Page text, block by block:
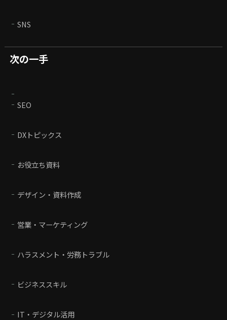
SNS
次の一手
SEO
DXトピックス
お役立ち資料
デザイン・資料作成
営業・マーケティング
ハラスメント・労務トラブル
ビジネススキル
IT・デジタル活用